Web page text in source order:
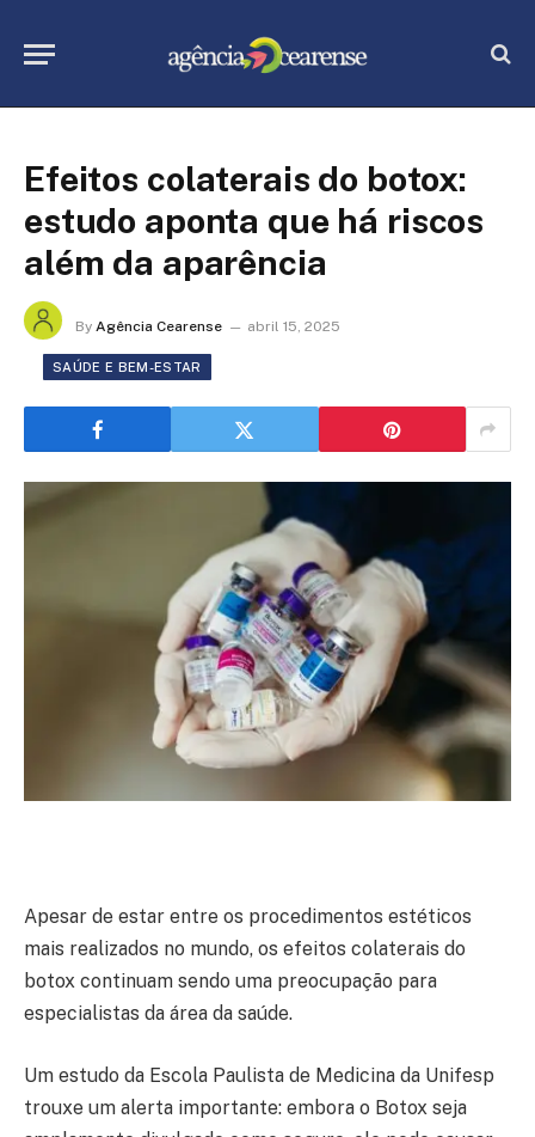
Efeitos colaterais do botox:
estudo aponta que há riscos
além da aparência
By Agência Cearense abril 15, 2025
SAÚDE E BEM-ESTAR
Apesar de estar entre os procedimentos estéticos
mais realizados no mundo, os efeitos colaterais do
botox continuam sendo uma preocupação para
especialistas da área da saúde.
Um estudo da Escola Paulista de Medicina da Unifesp
trouxe um alerta importante: embora o Botox seja